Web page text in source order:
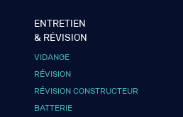
ENTRETIEN
& RÉVISION
VIDANGE
RÉVISION
RÉVISION CONSTRUCTEUR
BATTERIE